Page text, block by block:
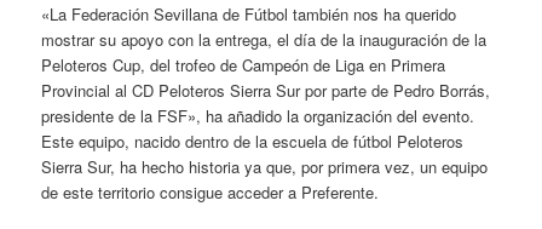
«La Federación Sevillana de Fútbol también nos ha querido
mostrar su apoyo con la entrega, el día de la inauguración de la
Peloteros Cup, del trofeo de Campeón de Liga en Primera
Provincial al CD Peloteros Sierra Sur por parte de Pedro Borrás,
presidente de la FSF», ha añadido la organización del evento.
Este equipo, nacido dentro de la escuela de fútbol Peloteros
Sierra Sur, ha hecho historia ya que, por primera vez, un equipo
de este territorio consigue acceder a Preferente.